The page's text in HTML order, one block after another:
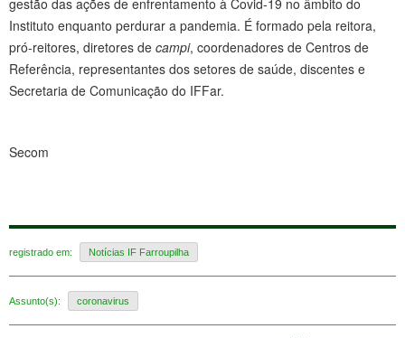
gestão das ações de enfrentamento à Covid-19 no âmbito do
Instituto enquanto perdurar a pandemia. É formado pela reitora,
pró-reitores, diretores de campi, coordenadores de Centros de
Referência, representantes dos setores de saúde, discentes e
Secretaria de Comunicação do IFFar.
Secom
registrado em: Notícias IF Farroupilha
Assunto(s): coronavirus